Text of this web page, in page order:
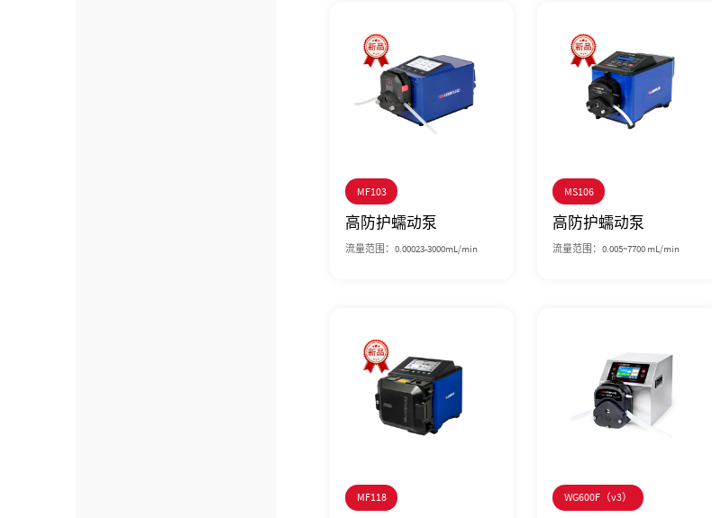
MF103
高防护蠕动泵
流量范围：0.00023-3000mL/min
MS106
高防护蠕动泵
流量范围：0.005~7700 mL/min
MF118 WG600F（v3）